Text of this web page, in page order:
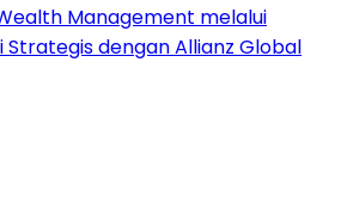
Management melalui
dengan Allianz Global